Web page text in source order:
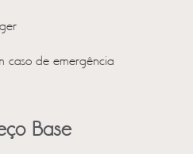
caso de emergência
Base